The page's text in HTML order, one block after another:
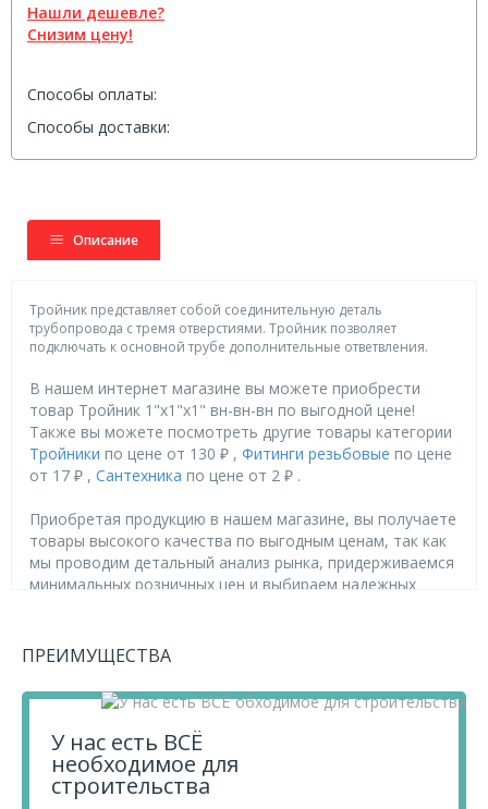
Нашли дешевле?
Снизим цену!
Способы оплаты:
Способы доставки:
Описание
Тройник представляет собой соединительную деталь
трубопровода с тремя отверстиями. Тройник позволяет
подключать к основной трубе дополнительные ответвления.
В нашем интернет магазине вы можете приобрести
товар Тройник 1"x1"x1" вн-вн-вн по выгодной цене!
Также вы можете посмотреть другие товары категории
Тройники по цене от 130 ₽ , Фитинги резьбовые по цене
от 17 ₽ , Сантехника по цене от 2 ₽ .
Приобретая продукцию в нашем магазине, вы получаете
товары высокого качества по выгодным ценам, так как
мы проводим детальный анализ рынка, придерживаемся
минимальных розничных цен и выбираем надежных
перенесите его в «Корзину» и оформите свой заказ.
Если у вас остались вопросы, вы можете задать их по
телефону+7 812 740 68 02или в онлайн-чате прямо на
ПРЕИМУЩЕСТВА
У нас есть ВСЁ
необходимое для
строительства